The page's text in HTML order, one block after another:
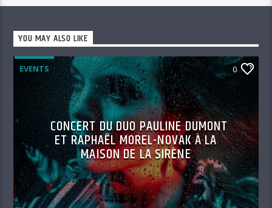
YOU MAY ALSO LIKE
EVENTS 0
CONCERT DU DUO PAULINE DUMONT
ET RAPHAËL MOREL-NOVAK À LA
MAISON DE LA SIRÈNE